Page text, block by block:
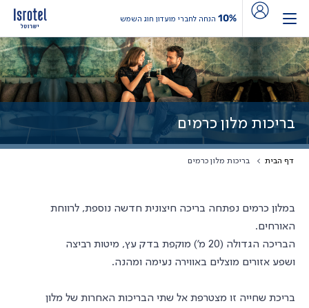
10% הנחה לחברי מועדון חוג השמש
בריכות מלון כרמים
דף הבית בריכות מלון כרמים
במלון כרמים נפתחה בריכה חיצונית חדשה נוספת, לרווחת
האורחים.
הבריכה הגדולה (20 מ') מוקפת בדק עץ, מיטות רביצה
ושפע אזורים מוצלים באווירה נעימה ומהנה.
בריכת שחייה זו מצטרפת אל שתי הבריכות האחרות של מלון